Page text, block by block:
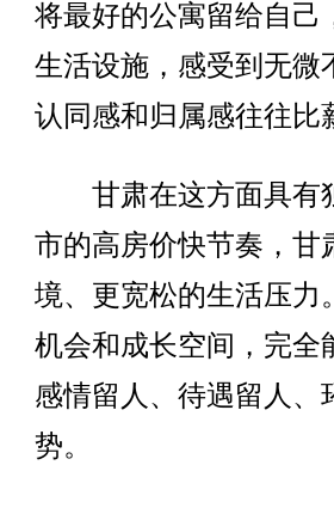
将最好的公寓留给自己
生活设施，感受到无微
认同感和归属感往往比
甘肃在这方面具有
市的高房价快节奏，甘
境、更宽松的生活压力
机会和成长空间，完全
感情留人、待遇留人、
势。